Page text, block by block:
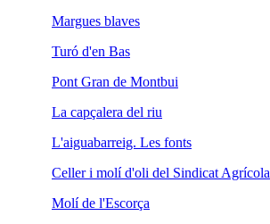
Margues blaves
Turó d'en Bas
Pont Gran de Montbui
La capçalera del riu
L'aiguabarreig. Les fonts
Celler i molí d'oli del Sindicat Agrícola
Molí de l'Escorça